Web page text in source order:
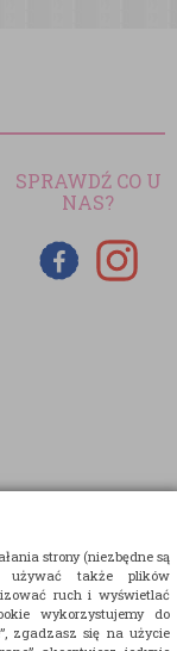
strony (niezbędne są
używać także plików
ruch i wyświetlać
wykorzystujemy do
zgadzasz się na użycie
SPRAWDŹ CO U
NAS?